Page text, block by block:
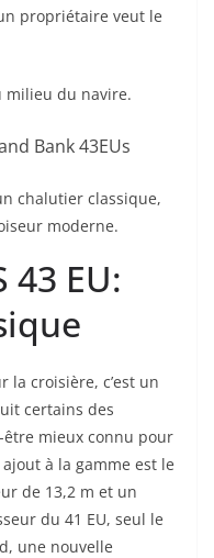
propriétaire veut le
milieu du navire.
chalutier classique,
moderne.
43 EU:
la croisière, c’est un
certains des
mieux connu pour
à la gamme est le
de 13,2 m et un
du 41 EU, seul le
une nouvelle